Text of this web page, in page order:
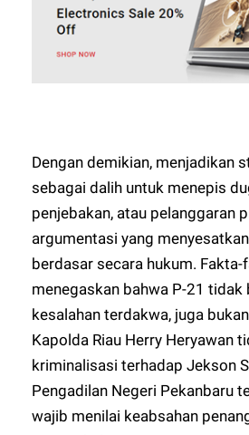
Dengan demikian, menjadikan
sebagai dalih untuk menepis
penjebakan, atau pelanggaran
argumentasi yang
berdasar secara hukum. Fakta-
menegaskan bahwa P-21 tidak
kesalahan terdakwa, juga
Kapolda Riau Herry Heryawan
kriminalisasi terhadap Jekson
Pengadilan Negeri Pekanbaru
wajib menilai keabsahan